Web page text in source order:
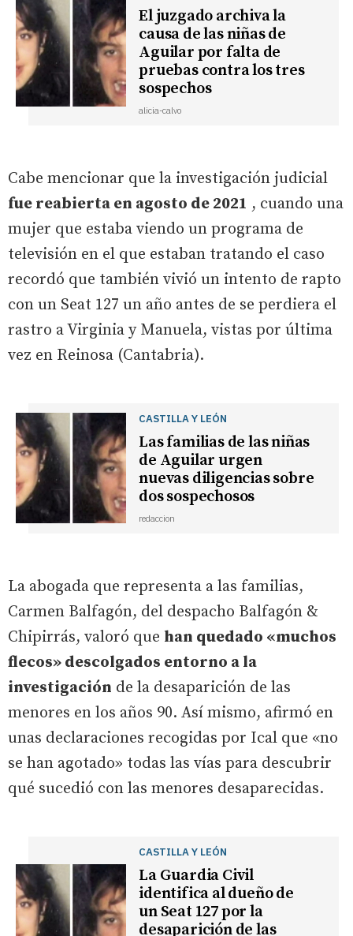
El juzgado archiva la
causa de las niñas de
Aguilar por falta de
pruebas contra los tres
sospechos
alicia-calvo
Cabe mencionar que la investigación judicial
fue reabierta en agosto de 2021 , cuando una
mujer que estaba viendo un programa de
televisión en el que estaban tratando el caso
recordó que también vivió un intento de rapto
con un Seat 127 un año antes de se perdiera el
rastro a Virginia y Manuela, vistas por última
vez en Reinosa (Cantabria).
CASTILLA Y LEÓN
Las familias de las niñas
de Aguilar urgen
nuevas diligencias sobre
dos sospechosos
redaccion
La abogada que representa a las familias,
Carmen Balfagón, del despacho Balfagón &
Chipirrás, valoró que han quedado «muchos
flecos» descolgados entorno a la
investigación de la desaparición de las
menores en los años 90. Así mismo, afirmó en
unas declaraciones recogidas por Ical que «no
se han agotado» todas las vías para descubrir
qué sucedió con las menores desaparecidas.
CASTILLA Y LEÓN
La Guardia Civil
identifica al dueño de
un Seat 127 por la
desaparición de las